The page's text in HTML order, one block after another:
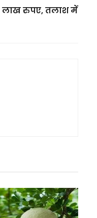
लाख रुपए, तलाश में